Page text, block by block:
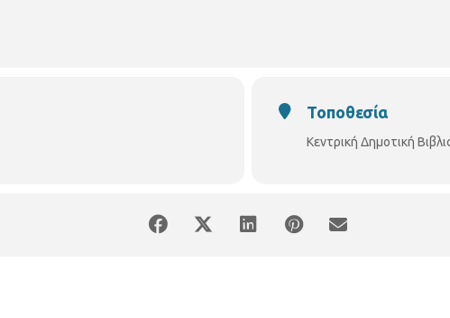
ώστε να συνειδητοποιήσουν τις περιοριστικές τους πεποιθήσεις στον
προηγούμενης Τρίτης. Τα σεμινάρια είναι δωρεάν και οι συμμετέχοντες
Τοποθεσία
Κεντρική Δημοτική